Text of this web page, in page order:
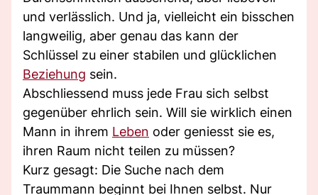
und verlässlich. Und ja, vielleicht ein bisschen
langweilig, aber genau das kann der
Schlüssel zu einer stabilen und glücklichen
Beziehung sein.
Abschliessend muss jede Frau sich selbst
gegenüber ehrlich sein. Will sie wirklich einen
Mann in ihrem Leben oder geniesst sie es,
ihren Raum nicht teilen zu müssen?
Kurz gesagt: Die Suche nach dem
Traummann beginnt bei Ihnen selbst. Nur